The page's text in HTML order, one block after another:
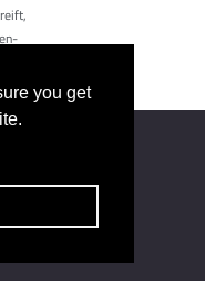
you get